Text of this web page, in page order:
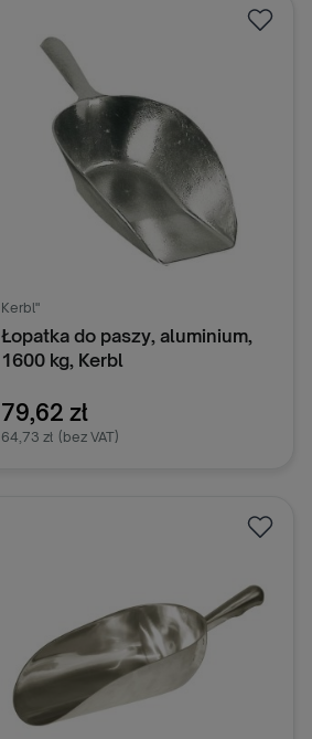
Kerbl"
Łopatka do paszy, aluminium,
1600 kg, Kerbl
79,62 zł
64,73 zł (bez VAT)